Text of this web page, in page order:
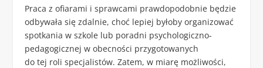
Praca z ofiarami i sprawcami prawdopodobnie będzie
odbywała się zdalnie, choć lepiej byłoby organizować
spotkania w szkole lub poradni psychologiczno-
pedagogicznej w obecności przygotowanych
do tej roli specjalistów. Zatem, w miarę możliwości,